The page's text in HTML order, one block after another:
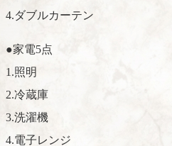
4.ダブルカーテン
●家電5点
1.照明
2.冷蔵庫
3.洗濯機
4.電子レンジ